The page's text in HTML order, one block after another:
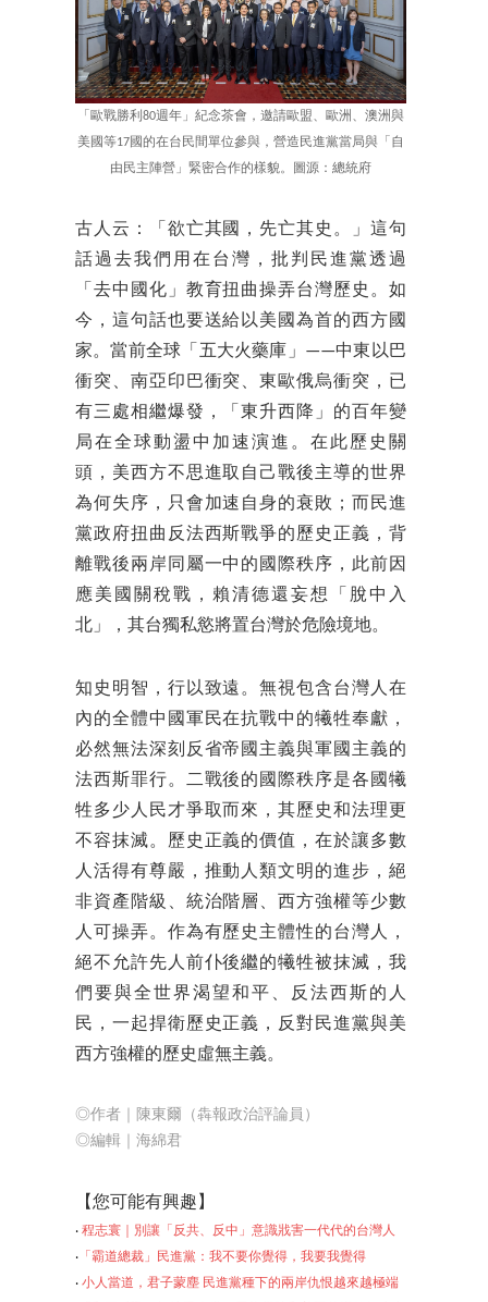
「歐戰勝利80週年」紀念茶會，邀請歐盟、歐洲、澳洲與
美國等17國的在台民間單位參與，營造民進黨當局與「自
由民主陣營」緊密合作的樣貌。圖源：總統府
古人云：「欲亡其國，先亡其史。」這句
話過去我們用在台灣，批判民進黨透過
「去中國化」教育扭曲操弄台灣歷史。如
今，這句話也要送給以美國為首的西方國
家。當前全球「五大火藥庫」——中東以巴
衝突、南亞印巴衝突、東歐俄烏衝突，已
有三處相繼爆發，「東升西降」的百年變
局在全球動盪中加速演進。在此歷史關
頭，美西方不思進取自己戰後主導的世界
為何失序，只會加速自身的衰敗；而民進
黨政府扭曲反法西斯戰爭的歷史正義，背
離戰後兩岸同屬一中的國際秩序，此前因
應美國關稅戰，賴清德還妄想「脫中入
北」，其台獨私慾將置台灣於危險境地。
知史明智，行以致遠。無視包含台灣人在
內的全體中國軍民在抗戰中的犧牲奉獻，
必然無法深刻反省帝國主義與軍國主義的
法西斯罪行。二戰後的國際秩序是各國犧
牲多少人民才爭取而來，其歷史和法理更
不容抹滅。歷史正義的價值，在於讓多數
人活得有尊嚴，推動人類文明的進步，絕
非資產階級、統治階層、西方強權等少數
人可操弄。作為有歷史主體性的台灣人，
絕不允許先人前仆後繼的犧牲被抹滅，我
們要與全世界渴望和平、反法西斯的人
民，一起捍衛歷史正義，反對民進黨與美
西方強權的歷史虛無主義。
◎作者｜陳東爾（犇報政治評論員）
◎編輯｜海綿君
【您可能有興趣】
‧ 程志寰｜別讓「反共、反中」意識戕害一代代的台灣人
‧ 「霸道總裁」民進黨：我不要你覺得，我要我覺得
‧ 小人當道，君子蒙塵 民進黨種下的兩岸仇恨越來越極端